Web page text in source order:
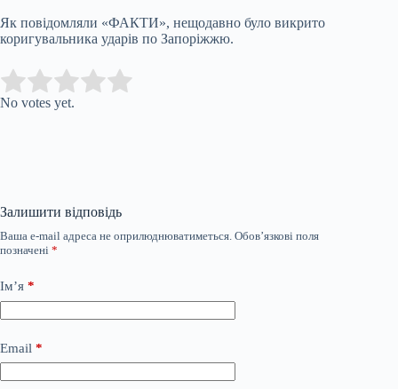
Як повідомляли «ФАКТИ», нещодавно було викрито
коригувальника ударів по Запоріжжю.
Rate this item:
No votes yet.
Залишити відповідь
Ваша e-mail адреса не оприлюднюватиметься. Обов’язкові поля
позначені *
Ім’я *
Email *